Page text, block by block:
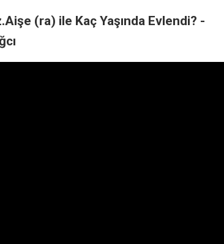
(ra) ile Kaç Yaşında Evlendi? -